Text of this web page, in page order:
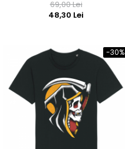
69,00 Lei
48,30 Lei
-30%